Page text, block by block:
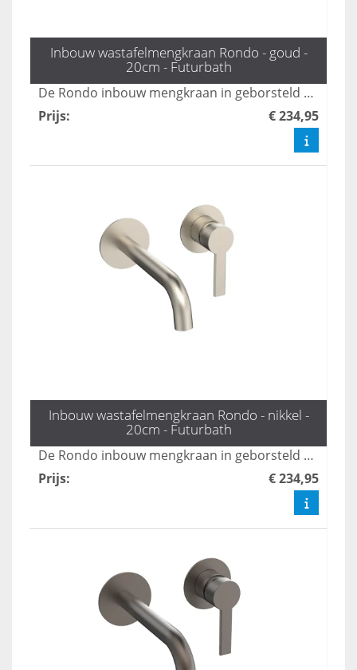
Inbouw wastafelmengkraan Rondo - goud -
20cm - Futurbath
De Rondo inbouw mengkraan in geborsteld mat goud voegt een luxe uitstraling toe aan uw badkamer. Met een praktische uitloop van 20 cm combineert deze kraan elegant design met optimale functionaliteit, perfect voor een moderne badkamerinrichting. Upgrade uw ruimte met deze stijlvolle en duurzame kraan.
Prijs: € 234,95
Inbouw wastafelmengkraan Rondo - nikkel -
20cm - Futurbath
De Rondo inbouw mengkraan in geborsteld nikkel combineert een subtiele en luxueuze uitstraling, waardoor het een perfecte aanvulling is voor elke moderne badkamer. Deze kraan biedt niet alleen esthetische waarde, maar ook functionaliteit en duurzaamheid. Transformeer uw badkamer met de elegante afwerking en geavanceerde technologie van de Rondo mengkraan.
Prijs: € 234,95